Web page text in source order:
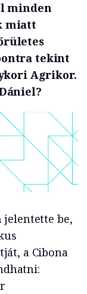
minden
miatt
tekint
Agrikor.
jelentette be,
a Cibona